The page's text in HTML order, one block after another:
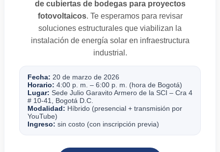
de cubiertas de bodegas para proyectos
fotovoltaicos. Te esperamos para revisar
soluciones estructurales que viabilizan la
instalación de energía solar en infraestructura
industrial.
Fecha: 20 de marzo de 2026
Horario: 4:00 p. m. – 6:00 p. m. (hora de Bogotá)
Lugar: Sede Julio Garavito Armero de la SCI – Cra 4
# 10-41, Bogotá D.C.
Modalidad: Híbrido (presencial + transmisión por
YouTube)
Ingreso: sin costo (con inscripción previa)